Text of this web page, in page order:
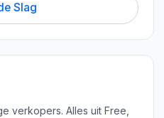
Slag
verkopers. Alles uit Free,